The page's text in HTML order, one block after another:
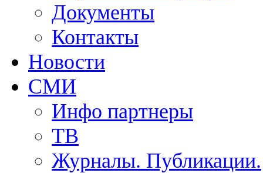
Документы
Контакты
Новости
СМИ
Инфо партнеры
ТВ
Журналы. Публикации.